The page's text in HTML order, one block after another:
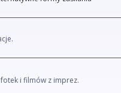
fotek i filmów z imprez.